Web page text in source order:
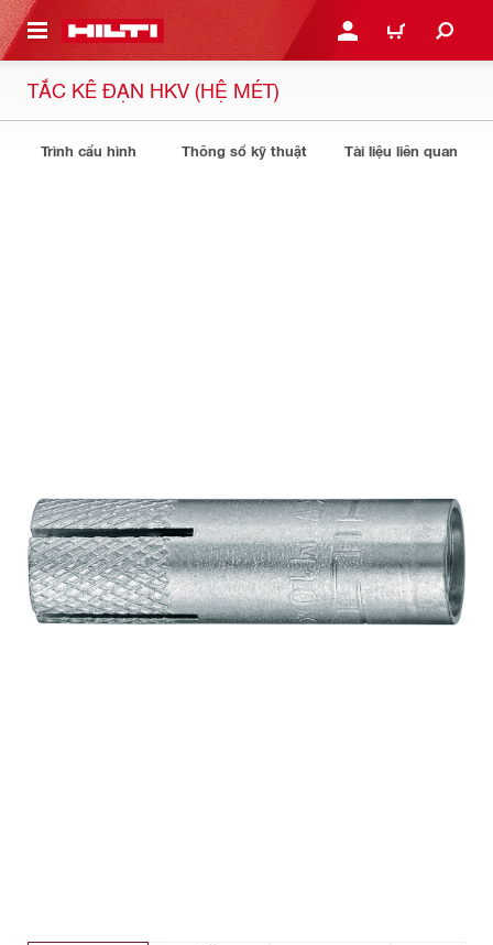
NỘI DUNG CHÍNH ĐĂNG NHẬP HOẶC
GIỎ HÀNG
TẮC KÊ ĐẠN HKV (HỆ MÉT)
Trình cấu hình Thông số kỹ thuật Tài liệu liên quan